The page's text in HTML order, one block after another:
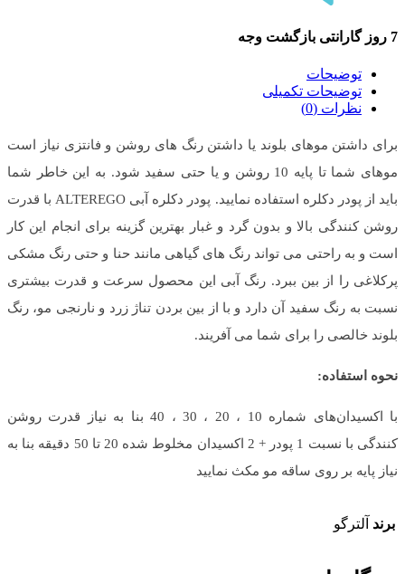
7 روز گارانتی بازگشت وجه
توضیحات
توضیحات تکمیلی
نظرات (0)
برای داشتن موهای بلوند یا داشتن رنگ های روشن و فانتزی نیاز است
موهای شما تا پایه 10 روشن و یا حتی سفید شود. به این خاطر شما
باید از پودر دکلره استفاده نمایید. پودر دکلره آبی ALTEREGO با قدرت
روشن کنندگی بالا و بدون گرد و غبار بهترین گزینه برای انجام این کار
است و به راحتی می تواند رنگ های گیاهی مانند حنا و حتی رنگ مشکی
پرکلاغی را از بین ببرد. رنگ آبی این محصول سرعت و قدرت بیشتری
نسبت به رنگ سفید آن دارد و با از بین بردن تناژ زرد و نارنجی مو، رنگ
بلوند خالصی را برای شما می آفریند.
نحوه استفاده:
با اکسیدان‌های شماره 10 ، 20 ، 30 ، 40 بنا به نیاز قدرت روشن
کنندگی با نسبت 1 پودر + 2 اکسیدان مخلوط شده 20 تا 50 دقیقه بنا به
نیاز پایه بر روی ساقه مو مکث نمایید
برند آلترگو